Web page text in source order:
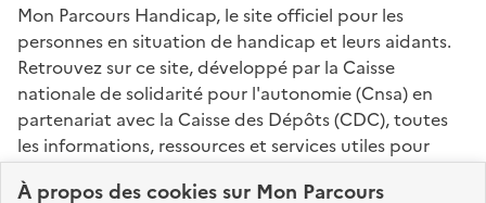
À propos descookiessur Mon Parcours
Mon Parcours Handicap, le site officiel pour les
personnes en situation de handicap et leurs aidants.
Retrouvez sur ce site, développé par la Caisse
nationale de solidarité pour l'autonomie (Cnsa) en
partenariat avec la Caisse des Dépôts (CDC), toutes
les informations, ressources et services utiles pour
connaître vos droits, effectuer vos démarches,
identifier vos interlocuteurs.